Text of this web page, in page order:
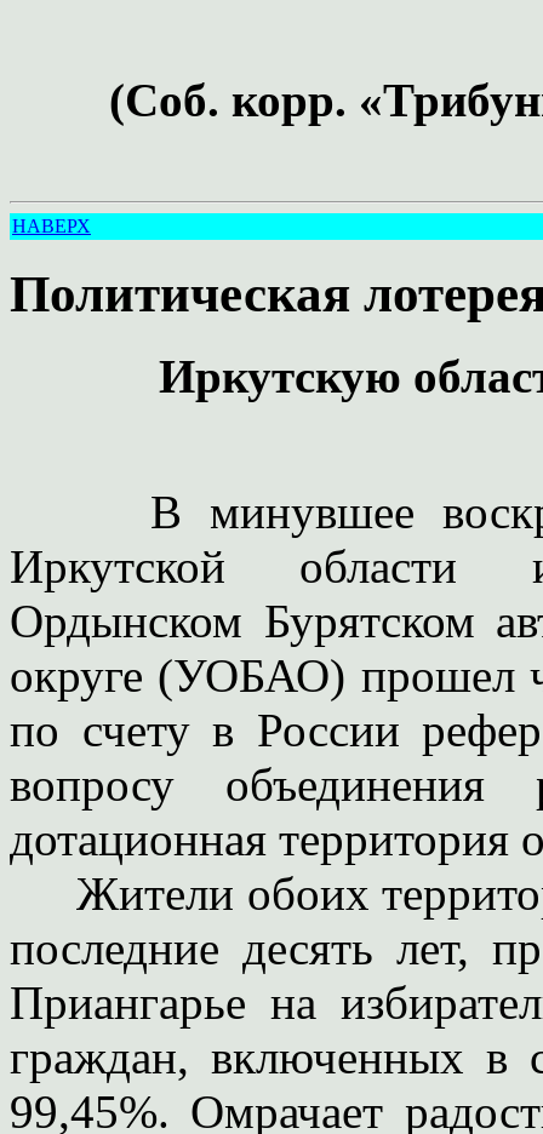
(Соб. корр.
НАВЕРХ
Политическая
Иркутскую
В минувшее
Иркутской
Ордынском Бурятском
округе (УОБАО) прошел
по счету в России
вопросу
дотационная территория
Жители обоих
последние десять лет,
Приангарье на
граждан, включенных в
99,45%. Омрачает